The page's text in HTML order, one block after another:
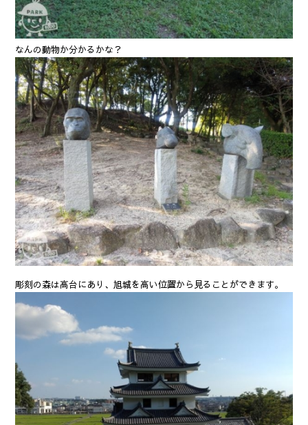
なんの動物か分かるかな？
彫刻の森は高台にあり、旭城を高い位置から見ることができます。